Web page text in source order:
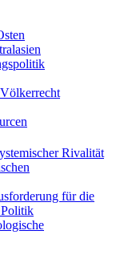
Rivalität
für die
Politik